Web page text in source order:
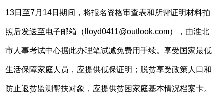
13日至7月14日期间，将报名资格审查表和所需证明材料拍
照后发送至电子邮箱（lloyd0411@outlook.com），由淮北
市人事考试中心据此办理笔试减免费用手续。享受国家最低
生活保障家庭人员，应提供低保证明；脱贫享受政策人口和
防止返贫监测帮扶对象，应提供贫困家庭基本情况档案卡。